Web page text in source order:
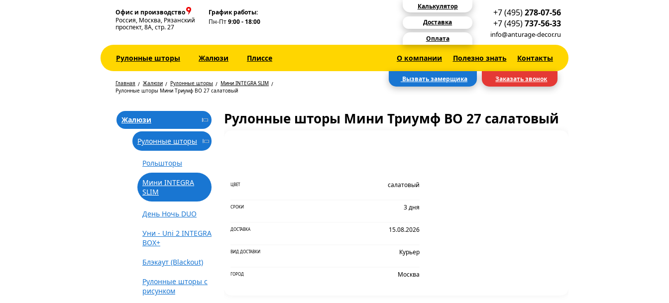
Офис и производство
Россия, Москва, Рязанский
проспект, 8А, стр. 27
График работы:
Пн-Пт9:00 - 18:00
Калькулятор
Доставка
Оплата
+7 (495)278-07-56
+7 (495)737-56-33
info@anturage-decor.ru
Рулонные шторы Жалюзи Плиссе О компании Полезно знать Контакты
Вызвать замерщика Заказать звонок
Главная Жалюзи Рулонные шторы
Мини INTEGRA SLIM
Рулонные шторы Мини Триумф BO 27 салатовый
Жалюзи
Рулонные шторы
Рольшторы
Мини INTEGRA
SLIM
День Ночь DUO
Уни - Uni 2 INTEGRA
BOX+
Блэкаут (Blackout)
Рулонные шторы с
рисунком
Рулонные шторы Мини Триумф BO 27 салатовый
ЦВЕТ салатовый
СРОКИ 3 дня
ДОСТАВКА 15.08.2026
ВИД ДОСТАВКИ Курьер
ГОРОД Москва